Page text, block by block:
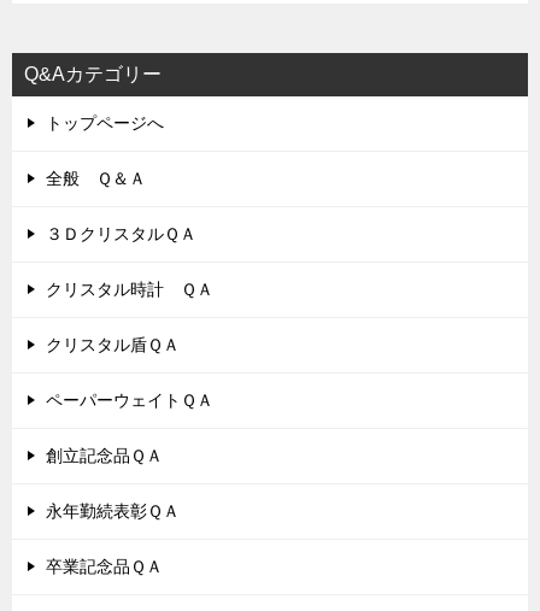
Q&Aカテゴリー
トップページへ
全般 Ｑ＆Ａ
３ＤクリスタルＱＡ
クリスタル時計 ＱＡ
クリスタル盾ＱＡ
ペーパーウェイトＱＡ
創立記念品ＱＡ
永年勤続表彰ＱＡ
卒業記念品ＱＡ